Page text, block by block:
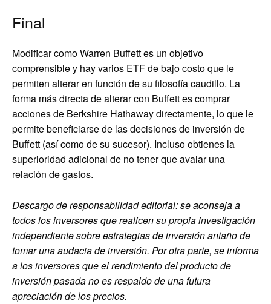
Final
Modificar como Warren Buffett es un objetivo
comprensible y hay varios ETF de bajo costo que le
permiten alterar en función de su filosofía caudillo. La
forma más directa de alterar con Buffett es comprar
acciones de Berkshire Hathaway directamente, lo que le
permite beneficiarse de las decisiones de inversión de
Buffett (así como de su sucesor). Incluso obtienes la
superioridad adicional de no tener que avalar una
relación de gastos.
Descargo de responsabilidad editorial: se aconseja a
todos los inversores que realicen su propia investigación
independiente sobre estrategias de inversión antaño de
tomar una audacia de inversión. Por otra parte, se informa
a los inversores que el rendimiento del producto de
inversión pasada no es respaldo de una futura
apreciación de los precios.